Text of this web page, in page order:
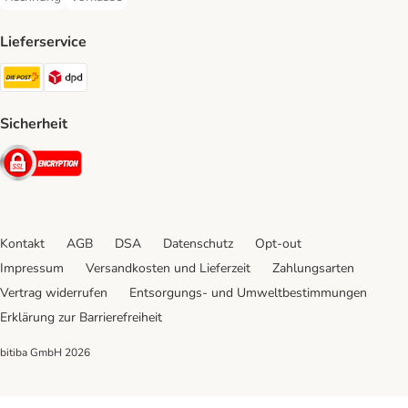
Rechnung Payment Method
Vorkasse Payment Method
Lieferservice
Die Post Shipping Method
Sicherheit
Security
Kontakt AGB DSA Datenschutz
Opt-out
Impressum
Versandkosten und Lieferzeit
Zahlungsarten
Vertrag widerrufen
Entsorgungs- und Umweltbestimmungen
Erklärung zur Barrierefreiheit
bitiba GmbH 2026